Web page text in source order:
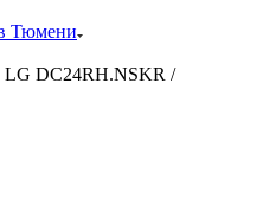
Тюмени
DC24RH.NSKR /